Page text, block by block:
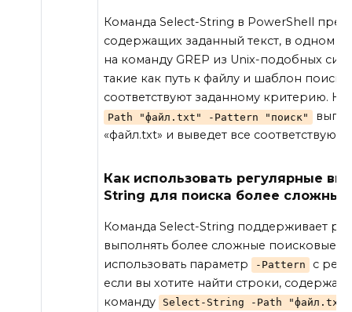
Команда Select-String в PowerShell
содержащих заданный текст, в одном
на команду GREP из Unix-подобных
такие как путь к файлу и шаблон
соответствуют заданному критерию.
Path "файл.txt" -Pattern "поиск"
«файл.txt» и выведет все
Как использовать регулярные
String для поиска более сложных
Команда Select-String поддерживает
выполнять более сложные поисковые
использовать параметр
-Pattern
с
если вы хотите найти строки,
команду
Select-String -Path